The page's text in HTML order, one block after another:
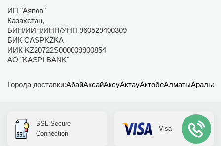
ИП "Аяпов"
Казахстан,
БИН/ИИН/ИНН/УНП 960529400309
БИК CASPKZKA
ИИК KZ20722S000009900854
АО "KASPI BANK"
Города доставки:АбайАксайАксуАктауАктобеАлматыАральск
SSL Secure
Connection
Visa